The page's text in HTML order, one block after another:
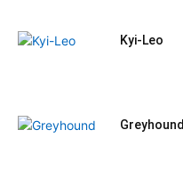
Kyi-Leo
Greyhound